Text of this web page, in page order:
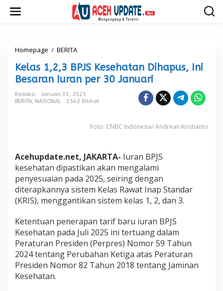
Homepage / BERITA
a
s
1
,
J
S
K
e
s
e
a
t
a
n
D
Kelas 1,2,3 BPJS Kesehatan Dihapus, Ini
Besaran Iuran per 30 Januari
Redaksi
Januari 31, 2025
BERITA, NASIONAL 1542 Dilihat
Foto: CNBC Indonesia/ Andrean Kristianto
Acehupdate.net, JAKARTA- Iuran BPJS
kesehatan dipastikan akan mengalami
penyesuaian pada 2025, seiring dengan
diterapkannya sistem Kelas Rawat Inap Standar
(KRIS), menggantikan sistem kelas 1, 2, dan 3.
Ketentuan penerapan tarif baru iuran BPJS
Kesehatan pada Juli 2025 ini tertuang dalam
Peraturan Presiden (Perpres) Nomor 59 Tahun
2024 tentang Perubahan Ketiga atas Peraturan
Presiden Nomor 82 Tahun 2018 tentang Jaminan
Kesehatan.